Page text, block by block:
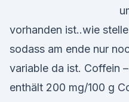
vorhanden ist..wie
sodass am ende nur
variable da ist. Coffein
enthält 200 mg/100 g